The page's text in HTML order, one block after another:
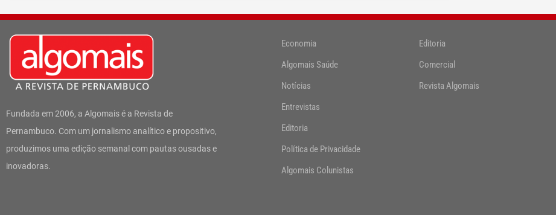
Fundada em 2006, a Algomais é a Revista de
Pernambuco. Com um jornalismo analítico e propositivo,
produzimos uma edição semanal com pautas ousadas e
inovadoras.
Economia
Algomais Saúde
Notícias
Entrevistas
Editoria
Política de Privacidade
Algomais Colunistas
Editoria
Comercial
Revista Algomais